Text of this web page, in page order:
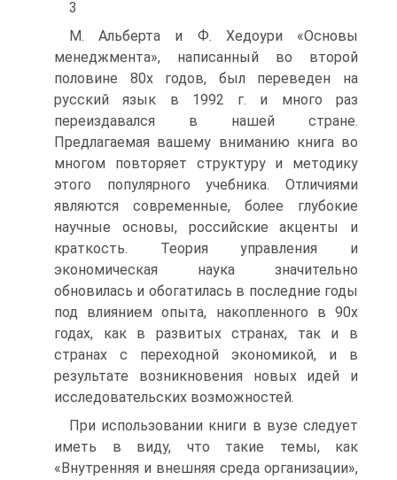
3
М. Альберта и Ф. Хедоури «Основы
менеджмента», написанный во второй
половине 80х годов, был переведен на
русский язык в 1992 г. и много раз
переиздавался в нашей стране.
Предлагаемая вашему вниманию книга во
многом повторяет структуру и методику
этого популярного учебника. Отличиями
являются современные, более глубокие
научные основы, российские акценты и
краткость. Теория управления и
экономическая наука значительно
обновилась и обогатилась в последние годы
под влиянием опыта, накопленного в 90х
годах, как в развитых странах, так и в
странах с переходной экономикой, и в
результате возникновения новых идей и
исследовательских возможностей.
При использовании книги в вузе следует
иметь в виду, что такие темы, как
«Внутренняя и внешняя среда организации»,